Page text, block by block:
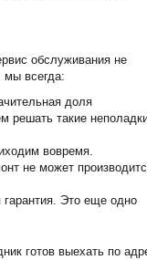
обслуживания не
мы всегда:
доля
решать такие
вовремя.
не может
гарантия. Это еще одно
готов выехать по